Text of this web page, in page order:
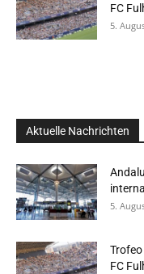
FC
5.
Aktuelle Nachrichten
5.
FC